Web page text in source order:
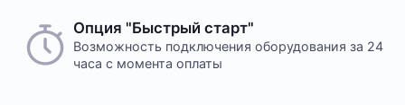
Опция "Быстрый старт"
Возможность подключения оборудования за 24
часа с момента оплаты